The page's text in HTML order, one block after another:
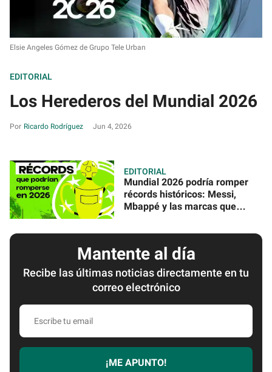
Elsie Angeles Gómez de Grupo Tele Urban
EDITORIAL
Los Herederos del Mundial 2026
Ricardo Rodríguez Jun 4, 2026
EDITORIAL
Mundial 2026 podría romper
récords históricos: Messi,
Mbappé y las marcas que
Mantente al día
Recibe las últimas noticias directamente en tu
correo electrónico
Escribe
email
¡ME APUNTO!